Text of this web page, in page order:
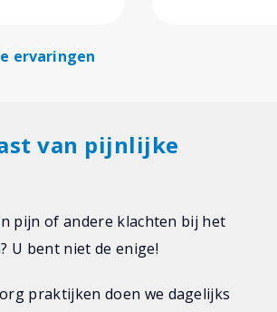
ervaringen
van pijnlijke
pijn of andere klachten bij het
U bent niet de enige!
praktijken doen we dagelijks